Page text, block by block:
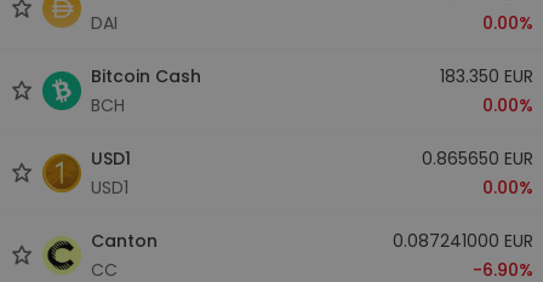
DAI
0.00%
Bitcoin Cash
BCH
183.350 EUR
0.00%
USD1
USD1
0.865650 EUR
0.00%
Canton
CC
0.087241000 EUR
-6.90%